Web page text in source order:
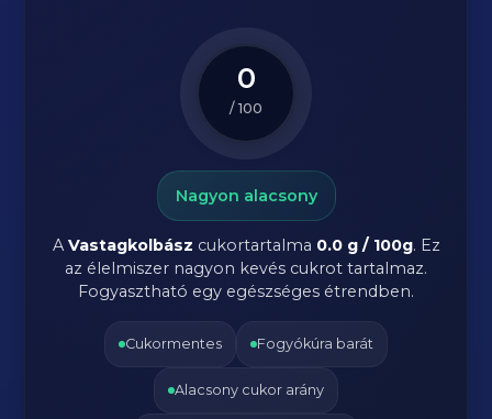
0
/ 100
Nagyon alacsony
A Vastagkolbász cukortartalma 0.0 g / 100g. Ez
az élelmiszer nagyon kevés cukrot tartalmaz.
Fogyasztható egy egészséges étrendben.
Cukormentes Fogyókúra barát
Alacsony cukor arány